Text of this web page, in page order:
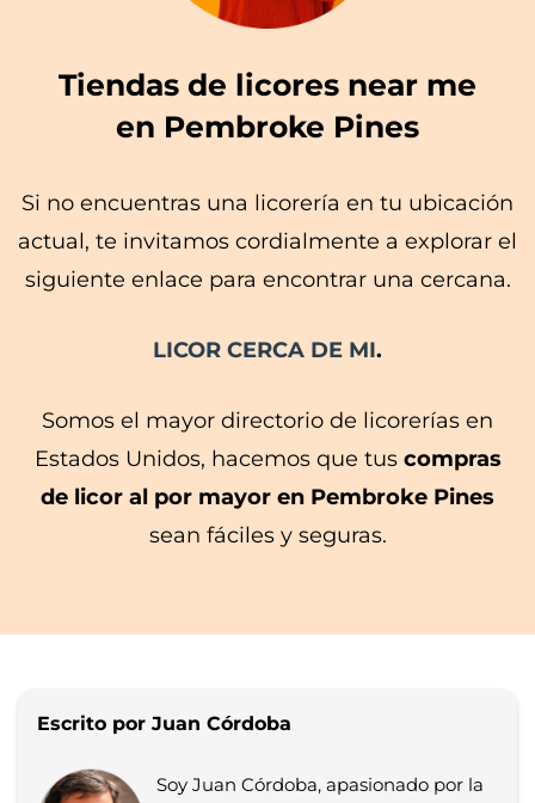
Tiendas de licores near me
en Pembroke Pines
Si no encuentras una licorería en tu ubicación
actual, te invitamos cordialmente a explorar el
siguiente enlace para encontrar una cercana.
LICOR CERCA DE MI.
Somos el mayor directorio de licorerías en
Estados Unidos, hacemos que tuscompras
de licor al por mayor en Pembroke Pines
sean fáciles y seguras.
Escrito por Juan Córdoba
Soy Juan Córdoba, apasionado por la